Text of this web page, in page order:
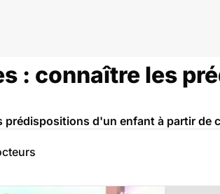
: connaître les
prédispositions d'un enfant à partir de